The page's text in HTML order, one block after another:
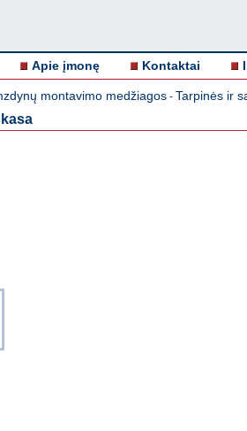
Apie įmonę Kontaktai
montavimo medžiagos - Tarpinės ir